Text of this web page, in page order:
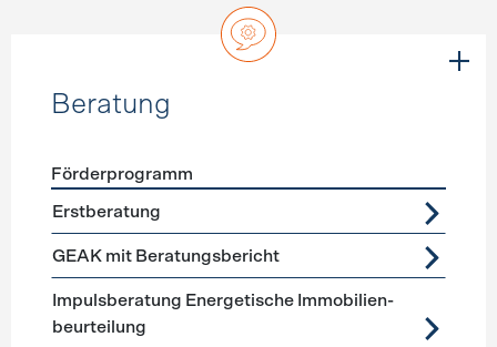
Beratung
Förderprogramme
Förderprogramm
Erstberatung
GEAK mit Beratungsbericht
Impuls­beratung Energetische Immobilien­
beurteilung